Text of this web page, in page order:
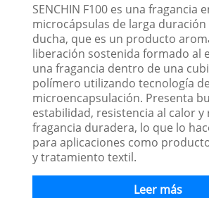
SENCHIN F100 es una fragancia
microcápsulas de larga duración
ducha, que es un producto
liberación sostenida formado al
una fragancia dentro de una
polímero utilizando tecnología de
microencapsulación. Presenta
estabilidad, resistencia al calor y
fragancia duradera, lo que lo
para aplicaciones como
y tratamiento textil.
Leer más